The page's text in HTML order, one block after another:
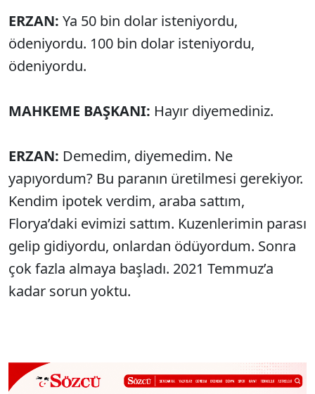
ERZAN: Ya 50 bin dolar isteniyordu,
ödeniyordu. 100 bin dolar isteniyordu,
ödeniyordu.
MAHKEME BAŞKANI: Hayır diyemediniz.
ERZAN: Demedim, diyemedim. Ne
yapıyordum? Bu paranın üretilmesi gerekiyor.
Kendim ipotek verdim, araba sattım,
Florya’daki evimizi sattım. Kuzenlerimin parası
gelip gidiyordu, onlardan ödüyordum. Sonra
çok fazla almaya başladı. 2021 Temmuz’a
kadar sorun yoktu.